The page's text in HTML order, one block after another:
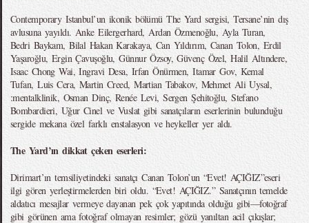
Contemporary Istanbul’un ikonik bölümü The Yard sergisi, Tersane’nin dış
avlusuna yayıldı. Anke Eilergerhard, Ardan Özmenoğlu, Ayla Turan,
Bedri Baykam, Bilal Hakan Karakaya, Can Yıldırım, Canan Tolon, Erdil
Yaşaroğlu, Ergin Çavuşoğlu, Günnur Özsoy, Güvenç Özel, Halil Altındere,
Isaac Chong Wai, Ingravi Desa, Irfan Önürmen, Itamar Gov, Kemal
Tufan, Luis Cera, Martin Creed, Martian Tabakov, Mehmet Ali Uysal,
:mentalklinik, Osman Dinç, Renée Levi, Sergen Şehitoğlu, Stefano
Bombardieri, Uğur Cinel ve Vuslat gibi sanatçıların eserlerinin bulunduğu
sergide mekana özel farklı enstalasyon ve heykeller yer aldı.
The Yard’ın dikkat çeken eserleri:
Dirimart’ın temsiliyetindeki sanatçı Canan Tolon’un “Evet! AÇIĞIZ”eseri
ilgi gören yerleştirmelerden biri oldu. “Evet! AÇIĞIZ.” Sanatçının temelde
aldatıcı mesajlar vermeye dayanan pek çok yapıtında olduğu gibi—fotoğraf
gibi görünen ama fotoğraf olmayan resimler; gözü yanıltan acil çıkışlar;